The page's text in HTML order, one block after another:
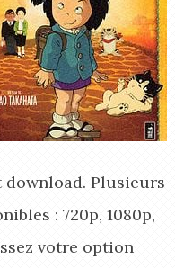
Plusieurs
: 720p, 1080p,
votre option